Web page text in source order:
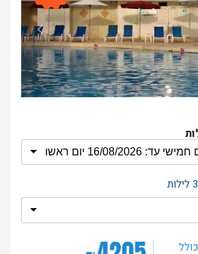
כולל